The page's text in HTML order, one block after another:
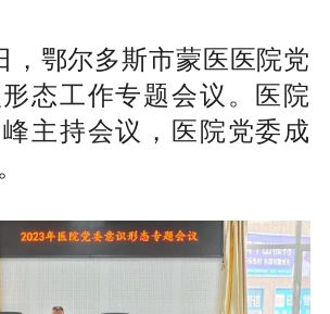
，鄂尔多斯市蒙医医院党
态工作专题会议。医院
主持会议，医院党委成